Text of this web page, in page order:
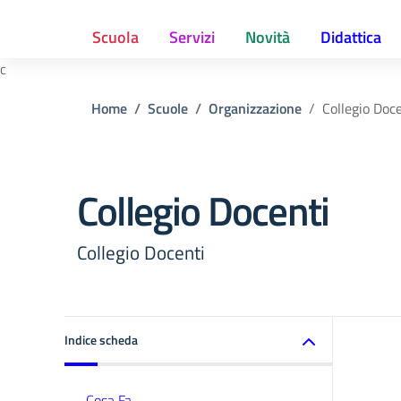
Scuola Servizi Novità Didattica
c
Home
Scuole Organizzazione Collegio
Collegio Docenti
Collegio Docenti
Indice scheda